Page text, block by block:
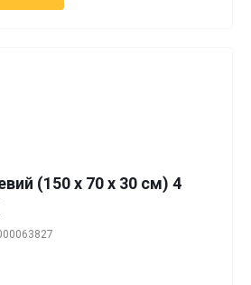
(150 x 70 x 30 см) 4